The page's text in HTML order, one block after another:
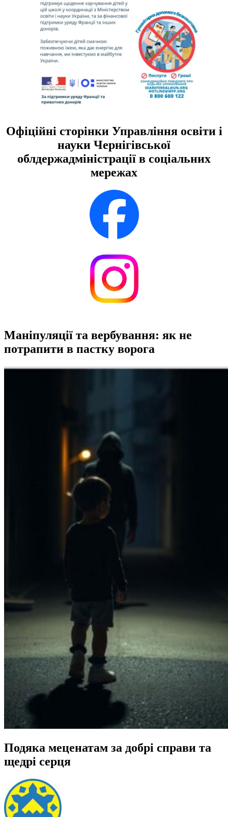
Офіційні сторінки Управління освіти і
науки Чернігівської
облдержадміністрації в соціальних
мережах
Маніпуляції та вербування: як не
потрапити в пастку ворога
Подяка меценатам за добрі справи та
щедрі серця